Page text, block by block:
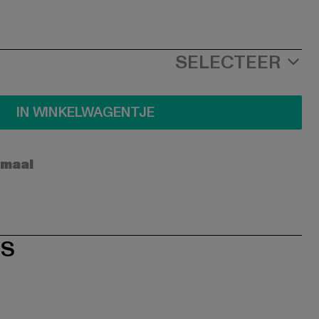
SELECTEER
IN WINKELWAGENTJE